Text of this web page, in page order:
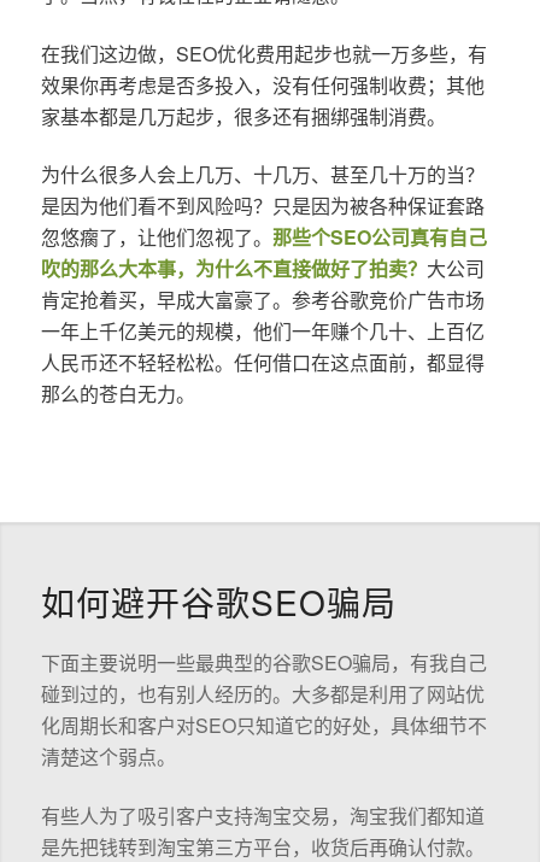
在我们这边做，SEO优化费用起步也就一万多些，有
效果你再考虑是否多投入，没有任何强制收费；其他
家基本都是几万起步，很多还有捆绑强制消费。
为什么很多人会上几万、十几万、甚至几十万的当？
是因为他们看不到风险吗？只是因为被各种保证套路
忽悠瘸了，让他们忽视了。 那些个SEO公司真有自己
吹的那么大本事，为什么不直接做好了拍卖？ 大公司
肯定抢着买，早成大富豪了。参考谷歌竞价广告市场
一年上千亿美元的规模，他们一年赚个几十、上百亿
人民币还不轻轻松松。任何借口在这点面前，都显得
那么的苍白无力。
如何避开谷歌SEO骗局
下面主要说明一些最典型的谷歌SEO骗局，有我自己
碰到过的，也有别人经历的。大多都是利用了网站优
化周期长和客户对SEO只知道它的好处，具体细节不
清楚这个弱点。
有些人为了吸引客户支持淘宝交易，淘宝我们都知道
是先把钱转到淘宝第三方平台，收货后再确认付款。